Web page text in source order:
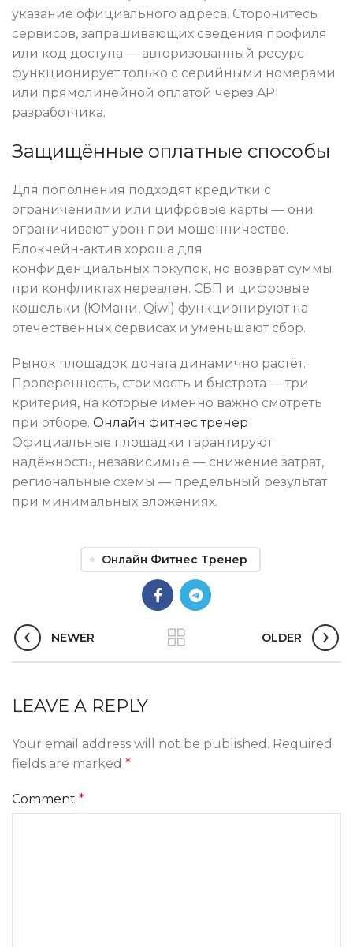
указание официального адреса. Сторонитесь
сервисов, запрашивающих сведения профиля
или код доступа — авторизованный ресурс
функционирует только с серийными номерами
или прямолинейной оплатой через API
разработчика.
Защищённые оплатные способы
Для пополнения подходят кредитки с
ограничениями или цифровые карты — они
ограничивают урон при мошенничестве.
Блокчейн-актив хороша для
конфиденциальных покупок, но возврат суммы
при конфликтах нереален. СБП и цифровые
кошельки (ЮМани, Qiwi) функционируют на
отечественных сервисах и уменьшают сбор.
Рынок площадок доната динамично растёт.
Проверенность, стоимость и быстрота — три
критерия, на которые именно важно смотреть
при отборе. Онлайн фитнес тренер
Официальные площадки гарантируют
надёжность, независимые — снижение затрат,
региональные схемы — предельный результат
при минимальных вложениях.
Онлайн Фитнес Тренер
NEWER OLDER
LEAVE A REPLY
Your email address will not be published. Required
fields are marked *
Comment *